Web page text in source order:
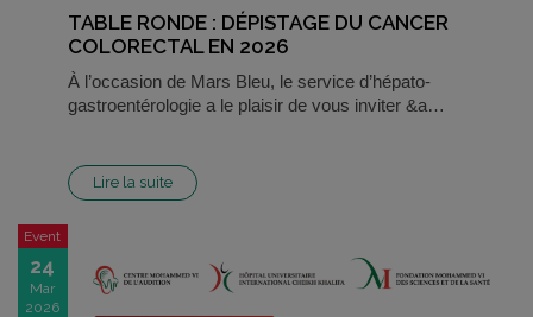
TABLE RONDE : DÉPISTAGE DU CANCER
COLORECTAL EN 2026
À l’occasion de Mars Bleu, le service d’hépato-
gastroentérologie a le plaisir de vous inviter &a…
Lire la suite
Event
24
Mar
2026